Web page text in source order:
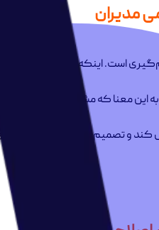
مدیران
است. اینکه مشخص نیست کجا
این معنا که مشاور تنها
و تصمیم‌ها را با اطمینان